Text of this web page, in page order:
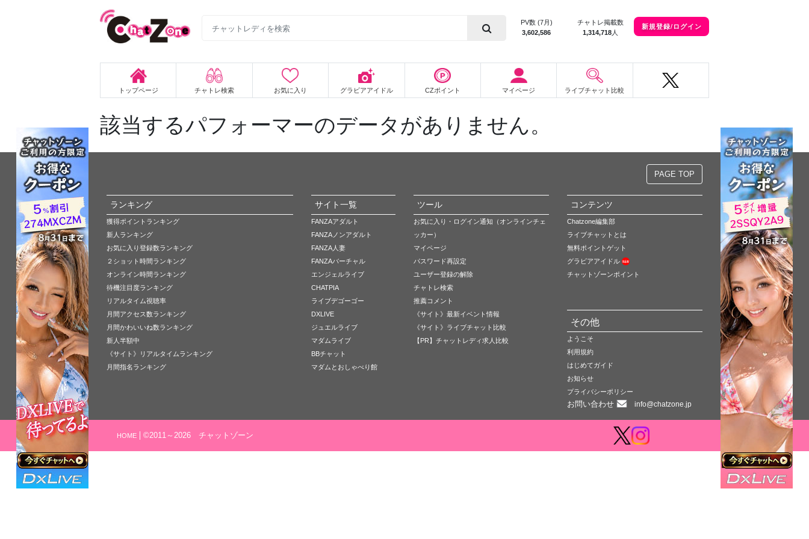
PV数 (7月)
3,602,586
チャトレ掲載数
1,314,718 人
新規登録/ログイン
トップページ チャトレ検索 お気に入り グラビアアイドル CZポイント マイページ ライブチャット比較
該当するパフォーマーのデータがありません。
PAGE TOP
ランキング
獲得ポイントランキング
新人ランキング
お気に入り登録数ランキング
２ショット時間ランキング
オンライン時間ランキング
待機注目度ランキング
リアルタイム視聴率
月間アクセス数ランキング
月間かわいいね数ランキング
新人半額中
《サイト》リアルタイムランキング
月間指名ランキング
サイト一覧
FANZAアダルト
FANZAノンアダルト
FANZA人妻
FANZAバーチャル
エンジェルライブ
CHATPIA
ライブデゴーゴー
DXLIVE
ジュエルライブ
マダムライブ
BBチャット
マダムとおしゃべり館
ツール
お気に入り・ログイン通知（オンラインチェ
ッカー）
マイページ
パスワード再設定
ユーザー登録の解除
チャトレ検索
推薦コメント
《サイト》最新イベント情報
《サイト》ライブチャット比較
【PR】チャットレディ求人比較
コンテンツ
Chatzone編集部
ライブチャットとは
無料ポイントゲット
グラビアアイドル
チャットゾーンポイント
その他
ようこそ
利用規約
はじめてガイド
お知らせ
プライバシーポリシー
お問い合わせ info@chatzone.jp
HOME ©2011～2026 チャットゾーン